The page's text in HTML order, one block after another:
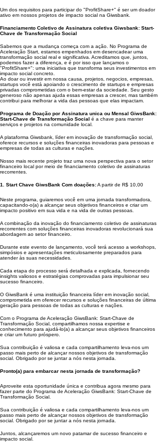
Um dos requisitos para participar do "ProfitShare+" é ser um doador
ativo em nossos projetos de impacto social na Giwsbank.
Financiamento Coletivo de Assinatura coletiva Giwsbank: Start-
Chave de Transformação Social
Sabemos que a mudança começa com a ação. No Programa de
Aceleração Start, estamos empenhados em desencadear uma
transformação social real e significativa. Acreditamos que, juntos,
podemos fazer a diferença, e é por isso que lançamos o
"ProfitShare+": uma iniciativa que transforma seus investimentos em
impacto social concreto.
Ao doar ou investir em nossa causa, projetos, negocios, empresas,
startups você está apoiando o crescimento de startups e empresas
privadas comprometidas com o bem-estar da sociedade. Seu gesto
generoso não apenas ajuda essas empresas a crescer, mas também
contribui para melhorar a vida das pessoas que elas impactam.
Programa de Doação por Assinatura unica ou Mensal GiwsBank:
Start-Chave de Transformação Social é a chave para manter
serviços e projetos na comunidade local.
A plataforma Giwsbank, líder em inovação de transformação social,
oferece recursos e soluções financeiras inovadoras para pessoas e
empresas de todas as culturas e nações.
Nosso mais recente projeto traz uma nova perspectiva para o setor
financeiro local por meio de financiamento coletivo de assinaturas
recorrentes.
1. Start Chave GiwsBank Com doações:A partir de R$ 10,00
Neste programa, guiaremos você em uma jornada transformadora,
capacitando-o(a) a alcançar seus objetivos financeiros e criar um
impacto positivo em sua vida e na vida de outras pessoas.
A combinação da inovação do financiamento coletivo de assinaturas
recorrentes com soluções financeiras inovadoras revolucionará sua
abordagem ao setor financeiro.
Durante este evento de lançamento, você terá acesso a workshops,
simpósios e apresentações meticulosamente preparados para
atender às suas necessidades.
Cada etapa do processo será detalhada e explicada, fornecendo
insights valiosos e estratégias comprovadas para impulsionar seu
sucesso financeiro.
O GiwsBank é uma instituição financeira líder em inovação social,
comprometida em oferecer recursos e soluções financeiras de última
geração para pessoas de todas as culturas e nações.
Com o Programa de Aceleração GiwsBank: Start-Chave de
Transformação Social, compartilhamos nossa expertise e
conhecimento para ajudá-lo(a) a alcançar seus objetivos financeiros
e criar um futuro próspero.
Sua contribuição é valiosa e cada compartilhamento leva-nos um
passo mais perto de alcançar nossos objetivos de transformação
social. Obrigado por se juntar a nós nesta jornada.
Pronto(a) para embarcar nesta jornada de transformação?
Aproveite esta oportunidade única e contribua agora mesmo para
fazer parte do Programa de Aceleração GiwsBank: Start-Chave de
Transformação Social.
Sua contribuição é valiosa e cada compartilhamento leva-nos um
passo mais perto de alcançar nossos objetivos de transformação
social. Obrigado por se juntar a nós nesta jornada.
Juntos, alcançaremos um novo patamar de sucesso financeiro e
impacto social.